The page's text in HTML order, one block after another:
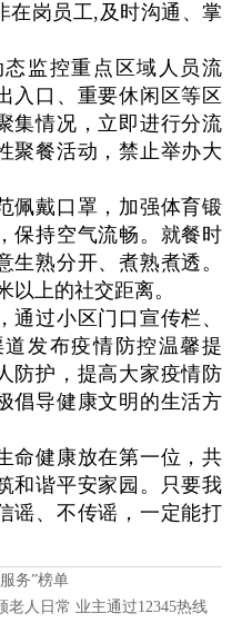
在岗员工,及时沟通、掌
监控重点区域人员流
入口、重要休闲区等区
集情况，立即进行分流
聚餐活动，禁止举办大
戴口罩，加强体育锻
保持空气流畅。就餐时
熟分开、煮熟煮透。
以上的社交距离。
过小区门口宣传栏、
发布疫情防控温馨提
防护，提高大家疫情防
倡导健康文明的生活方
健康放在第一位，共
和谐平安家园。只要我
谣、不传谣，一定能打
务”榜单
老人日常 业主通过12345热线